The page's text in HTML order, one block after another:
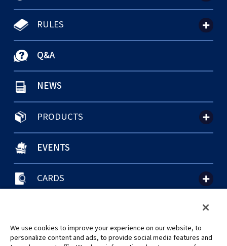
RULES
Q&A
NEWS
PRODUCTS
EVENTS
CARDS
We use cookies to improve your experience on our website, to
personalize content and ads, to provide social media features and